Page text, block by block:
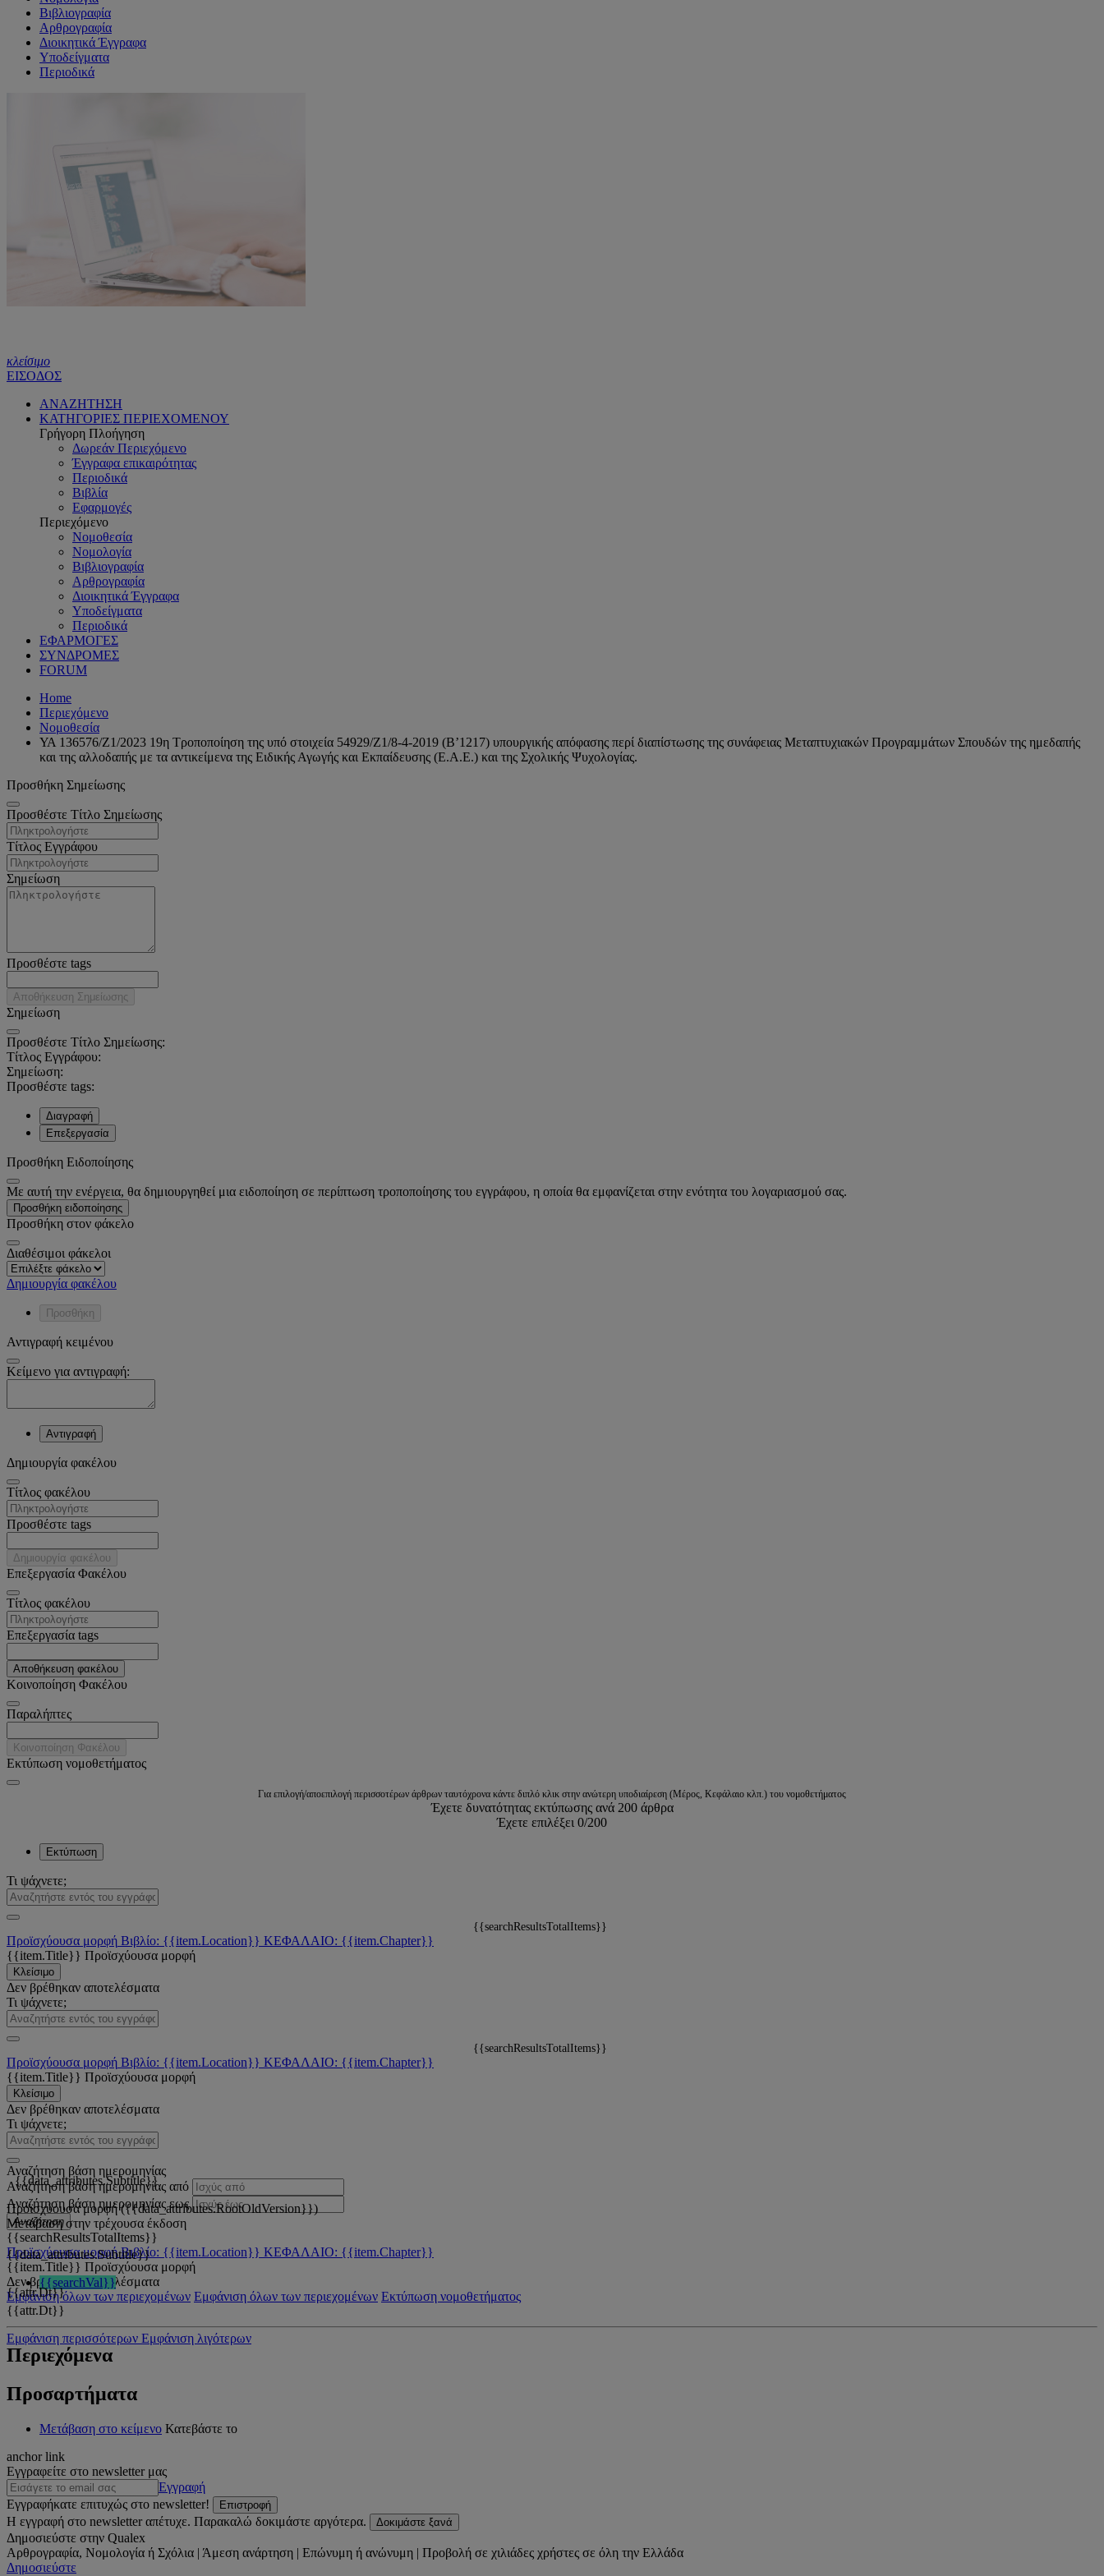
Βιβλιογραφία
Αρθρογραφία
Διοικητικά Έγγραφα
Υποδείγματα
Περιοδικά
κλείσιμο
ΕΙΣΟΔΟΣ
ΑΝΑΖΗΤΗΣΗ
ΚΑΤΗΓΟΡΙΕΣ ΠΕΡΙΕΧΟΜΕΝΟΥ
Γρήγορη Πλοήγηση
Δωρεάν Περιεχόμενο
Έγγραφα επικαιρότητας
Περιοδικά
Βιβλία
Εφαρμογές
Περιεχόμενο
Νομοθεσία
Νομολογία
Βιβλιογραφία
Αρθρογραφία
Διοικητικά Έγγραφα
Υποδείγματα
Περιοδικά
ΕΦΑΡΜΟΓΕΣ
ΣΥΝΔΡΟΜΕΣ
FORUM
Home
Περιεχόμενο
Νομοθεσία
ΥΑ 136576/Ζ1/2023 19η Τροποποίηση της υπό στοιχεία 54929/Ζ1/8-4-2019 (Β’1217) υπουργικής απόφασης περί διαπίστωσης της συνάφειας Μεταπτυχιακών Προγραμμάτων Σπουδών της ημεδαπής
και της αλλοδαπής με τα αντικείμενα της Ειδικής Αγωγής και Εκπαίδευσης (Ε.Α.Ε.) και της Σχολικής Ψυχολογίας.
Προσθήκη Σημείωσης
Προσθέστε Τίτλο Σημείωσης
Τίτλος Εγγράφου
Σημείωση
Προσθέστε tags
Αποθήκευση Σημείωσης
Σημείωση
Προσθέστε Τίτλο Σημείωσης:
Τίτλος Εγγράφου:
Σημείωση:
Προσθέστε tags:
Διαγραφή
Επεξεργασία
Προσθήκη Ειδοποίησης
Με αυτή την ενέργεια, θα δημιουργηθεί μια ειδοποίηση σε περίπτωση τροποποίησης του εγγράφου, η οποία θα εμφανίζεται στην ενότητα του λογαριασμού σας.
Προσθήκη ειδοποίησης
Προσθήκη στον φάκελο
Διαθέσιμοι φάκελοι
Δημιουργία φακέλου
Προσθήκη
Αντιγραφή κειμένου
Κείμενο για αντιγραφή:
Αντιγραφή
Δημιουργία φακέλου
Tίτλος φακέλου
Προσθέστε tags
Δημιουργία φακέλου
Επεξεργασία Φακέλου
Tίτλος φακέλου
Επεξεργασία tags
Αποθήκευση φακέλου
Κοινοποίηση Φακέλου
Παραλήπτες
Κοινοποίηση Φακέλου
Εκτύπωση νομοθετήματος
Για επιλογή/αποεπιλογή περισσοτέρων άρθρων ταυτόχρονα κάντε διπλό κλικ στην ανώτερη υποδιαίρεση (Μέρος, Κεφάλαιο κλπ.) του νομοθετήματος
Έχετε δυνατότητας εκτύπωσης ανά 200 άρθρα
Έχετε επιλέξει 0/200
Εκτύπωση
Τι ψάχνετε;
{{searchResultsTotalItems}}
Προϊσχύουσα μορφή Βιβλίο: {{item.Location}} ΚΕΦΑΛΑΙΟ: {{item.Chapter}}
{{item.Title}} Προϊσχύουσα μορφή
Κλείσιμο
Δεν βρέθηκαν αποτελέσματα
Τι ψάχνετε;
{{searchResultsTotalItems}}
Προϊσχύουσα μορφή Βιβλίο: {{item.Location}} ΚΕΦΑΛΑΙΟ: {{item.Chapter}}
{{item.Title}} Προϊσχύουσα μορφή
Κλείσιμο
Δεν βρέθηκαν αποτελέσματα
Τι ψάχνετε;
Αναζήτηση βάση ημερομηνίας
Αναζήτηση βάση ημερομηνίας από
Αναζήτηση βάση ημερομηνίας εως
Αναζήτηση
{{searchResultsTotalItems}}
Προϊσχύουσα μορφή Βιβλίο: {{item.Location}} ΚΕΦΑΛΑΙΟ: {{item.Chapter}}
{{item.Title}} Προϊσχύουσα μορφή
Δεν βρέθηκαν αποτελέσματα
Εμφάνιση όλων των περιεχομένων Εμφάνιση όλων των περιεχομένων Εκτύπωση νομοθετήματος
{{data_attributes.Subtitle}}
Προϊσχύουσα μορφή ({{data_attributes.RootOldVersion}})
Μετάβαση στην τρέχουσα έκδοση
{{data_attributes.Subtitle}}
{{searchVal}}
{{attr.Dt}}
Εμφάνιση περισσότερων Εμφάνιση λιγότερων
{{attr.Dt}}
Περιεχόμενα
Προσαρτήματα
Μετάβαση στο κείμενο Κατεβάστε το
anchor link
Εγγραφείτε στο newsletter μας
Εγγραφή
Εγγραφήκατε επιτυχώς στο newsletter!
Επιστροφή
Η εγγραφή στο newsletter απέτυχε. Παρακαλώ δοκιμάστε αργότερα. Δοκιμάστε ξανά
Δημοσιεύστε στην Qualex
Αρθρογραφία, Νομολογία ή Σχόλια | Άμεση ανάρτηση | Επώνυμη ή ανώνυμη | Προβολή σε χιλιάδες χρήστες σε όλη την Ελλάδα
Δημοσιεύστε